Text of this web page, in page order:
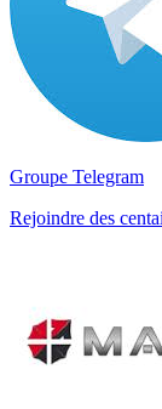
Groupe Telegram
Rejoindre des